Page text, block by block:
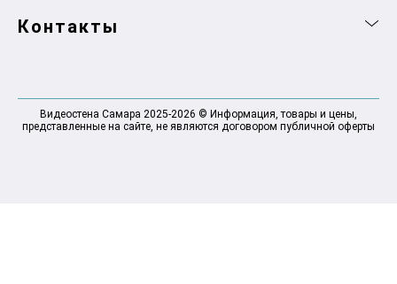
Контакты
Видеостена Самара 2025-2026 © Информация, товары и цены,
представленные на сайте, не являются договором публичной оферты